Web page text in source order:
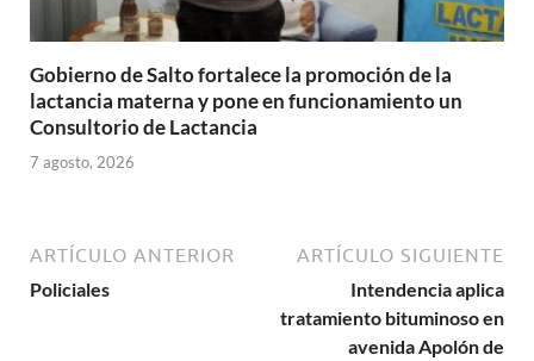
Gobierno de Salto fortalece la promoción de la
lactancia materna y pone en funcionamiento un
Consultorio de Lactancia
7 agosto, 2026
ARTÍCULO ANTERIOR
Policiales
ARTÍCULO SIGUIENTE
Intendencia aplica
tratamiento bituminoso en
avenida Apolón de